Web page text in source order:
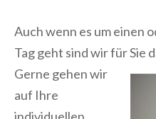
Auch wenn es um einen
Tag geht sind wir für Sie
Gerne gehen wir
auf Ihre